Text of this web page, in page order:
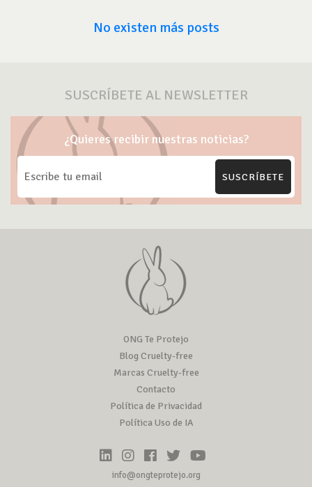
No existen más posts
SUSCRÍBETE AL NEWSLETTER
¿Quieres recibir nuestras noticias?
SUSCRÍBETE
ONG Te Protejo
Blog Cruelty-free
Marcas Cruelty-free
Contacto
Política de Privacidad
Política Uso de IA
info@ongteprotejo.org